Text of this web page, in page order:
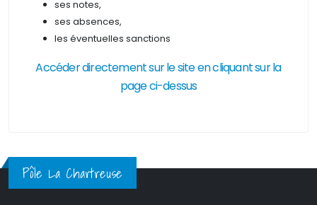
ses notes,
ses absences,
les éventuelles sanctions
Accéder directement sur le site en cliquant sur la
page ci-dessus
Pôle La Chartreuse